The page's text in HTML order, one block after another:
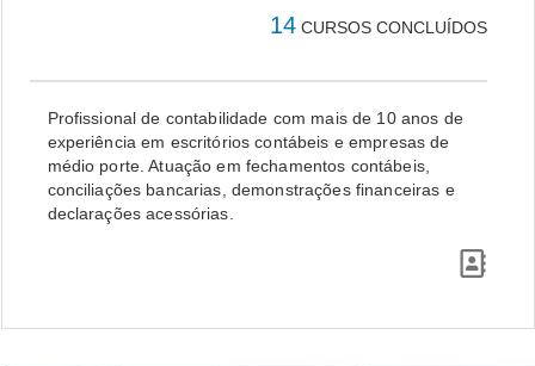
14 CURSOS CONCLUÍDOS
Profissional de contabilidade com mais de 10 anos de
experiência em escritórios contábeis e empresas de
médio porte. Atuação em fechamentos contábeis,
conciliações bancarias, demonstrações financeiras e
declarações acessórias.